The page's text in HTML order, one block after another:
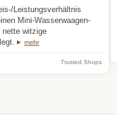
Leistungsverhältnis
Mini-Wasserwaagen-
nette witzige
mehr
Trusted Shops